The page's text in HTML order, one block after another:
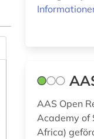
AAS Open
Academy of
Africa)